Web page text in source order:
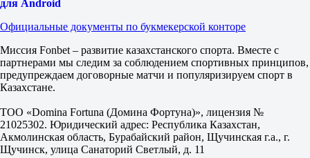
для Android
Официальные документы по букмекерской конторе
Миссия Fonbet – развитие казахстанского спорта. Вместе с
партнерами мы следим за соблюдением спортивных принципов,
предупреждаем договорные матчи и популяризируем спорт в
Казахстане.
ТОО «Domina Fortuna (Домина Фортуна)», лицензия №
21025302. Юридический адрес: Республика Казахстан,
Акмолинская область, Бурабайский район, Щучинская г.а., г.
Щучинск, улица Санаторий Светлый, д. 11